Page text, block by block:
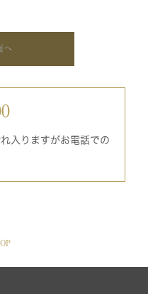
へ
入りますがお電話での